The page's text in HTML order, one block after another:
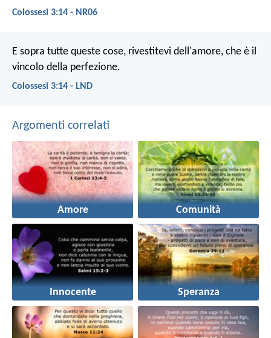
Colossesi 3:14 - NR06
E sopra tutte queste cose, rivestitevi dell'amore, che è il
vincolo della perfezione.
Colossesi 3:14 - LND
Argomenti correlati
Amore Comunità
Innocente Speranza